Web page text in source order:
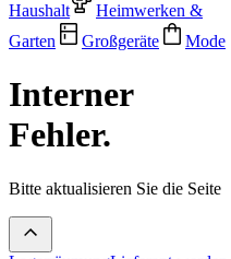
Haushalt
Heimwerken &
Garten
Großgeräte Mode
Interner
Fehler.
Bitte aktualisieren Sie die Seite